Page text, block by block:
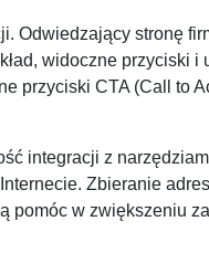
Odwiedzający stronę
widoczne przyciski
przyciski CTA (Call to
integracji z
Zbieranie
pomóc w zwiększeniu